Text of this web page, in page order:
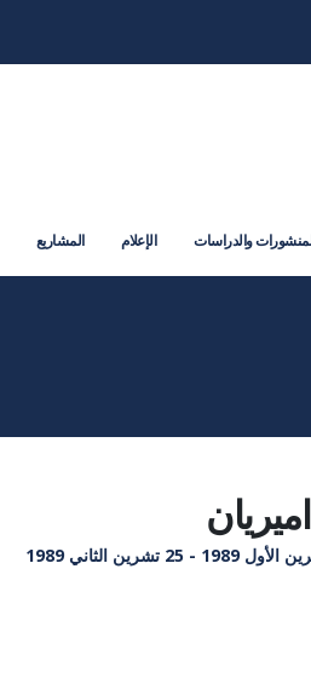
والدراسات الإعلام المشاريع